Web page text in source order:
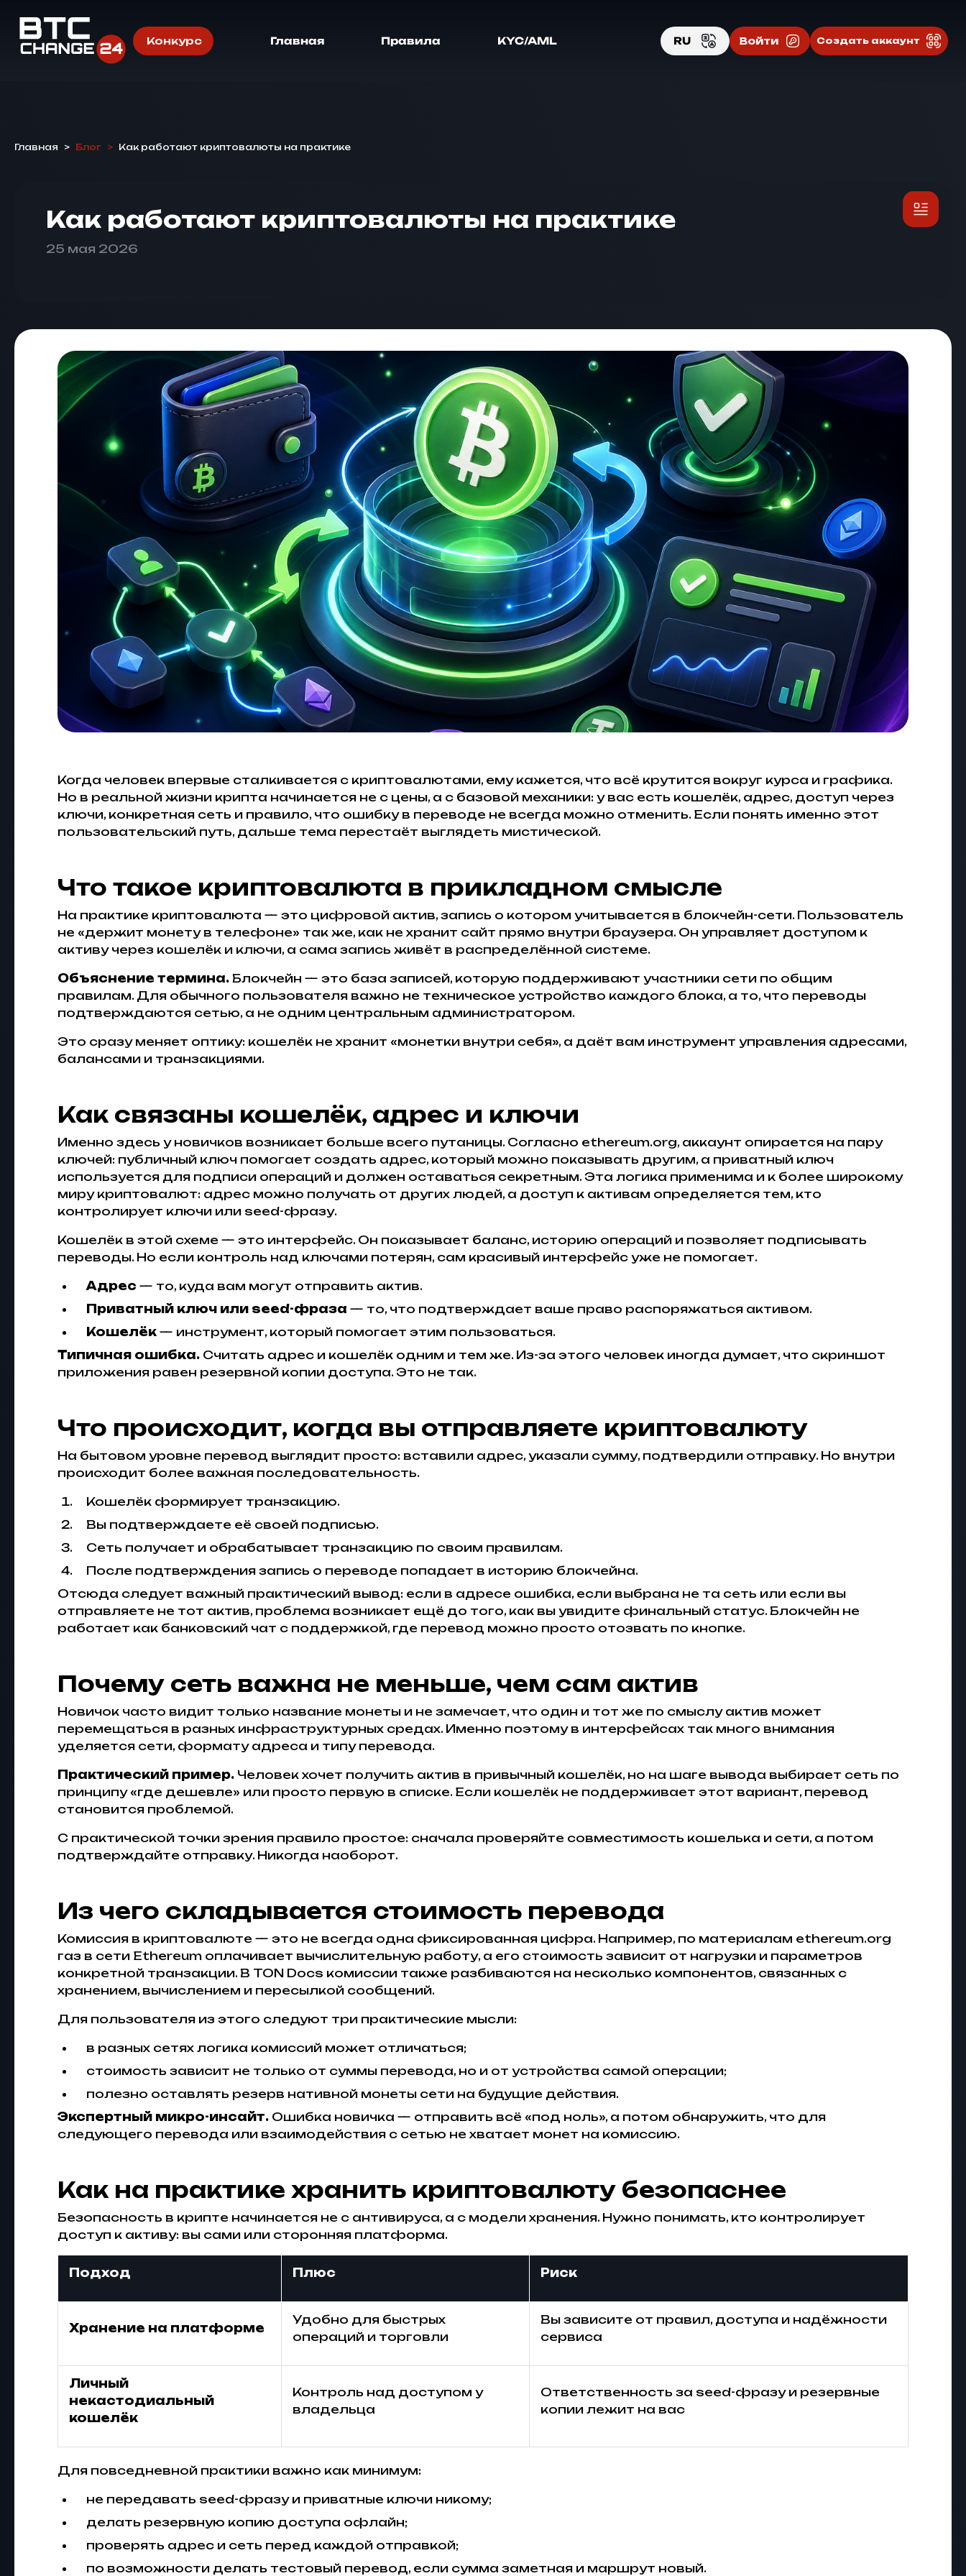
Конкурс Главная Правила KYC/AML RU Войти Создать аккаунт
Главная > Блог > Как работают криптовалюты на практике
Как работают криптовалюты на практике
25 мая 2026
Когда человек впервые сталкивается с криптовалютами, ему кажется, что всё крутится вокруг курса и графика.
Но в реальной жизни крипта начинается не с цены, а с базовой механики: у вас есть кошелёк, адрес, доступ через
ключи, конкретная сеть и правило, что ошибку в переводе не всегда можно отменить. Если понять именно этот
пользовательский путь, дальше тема перестаёт выглядеть мистической.
Что такое криптовалюта в прикладном смысле
На практике криптовалюта — это цифровой актив, запись о котором учитывается в блокчейн-сети. Пользователь
не «держит монету в телефоне» так же, как не хранит сайт прямо внутри браузера. Он управляет доступом к
активу через кошелёк и ключи, а сама запись живёт в распределённой системе.
Объяснение термина. Блокчейн — это база записей, которую поддерживают участники сети по общим
правилам. Для обычного пользователя важно не техническое устройство каждого блока, а то, что переводы
подтверждаются сетью, а не одним центральным администратором.
Это сразу меняет оптику: кошелёк не хранит «монетки внутри себя», а даёт вам инструмент управления адресами,
балансами и транзакциями.
Как связаны кошелёк, адрес и ключи
Именно здесь у новичков возникает больше всего путаницы. Согласно ethereum.org, аккаунт опирается на пару
ключей: публичный ключ помогает создать адрес, который можно показывать другим, а приватный ключ
используется для подписи операций и должен оставаться секретным. Эта логика применима и к более широкому
миру криптовалют: адрес можно получать от других людей, а доступ к активам определяется тем, кто
контролирует ключи или seed-фразу.
Кошелёк в этой схеме — это интерфейс. Он показывает баланс, историю операций и позволяет подписывать
переводы. Но если контроль над ключами потерян, сам красивый интерфейс уже не помогает.
Адрес — то, куда вам могут отправить актив.
Приватный ключ или seed-фраза — то, что подтверждает ваше право распоряжаться активом.
Кошелёк — инструмент, который помогает этим пользоваться.
Типичная ошибка. Считать адрес и кошелёк одним и тем же. Из-за этого человек иногда думает, что скриншот
приложения равен резервной копии доступа. Это не так.
Что происходит, когда вы отправляете криптовалюту
На бытовом уровне перевод выглядит просто: вставили адрес, указали сумму, подтвердили отправку. Но внутри
происходит более важная последовательность.
Кошелёк формирует транзакцию.
Вы подтверждаете её своей подписью.
Сеть получает и обрабатывает транзакцию по своим правилам.
После подтверждения запись о переводе попадает в историю блокчейна.
Отсюда следует важный практический вывод: если в адресе ошибка, если выбрана не та сеть или если вы
отправляете не тот актив, проблема возникает ещё до того, как вы увидите финальный статус. Блокчейн не
работает как банковский чат с поддержкой, где перевод можно просто отозвать по кнопке.
Почему сеть важна не меньше, чем сам актив
Новичок часто видит только название монеты и не замечает, что один и тот же по смыслу актив может
перемещаться в разных инфраструктурных средах. Именно поэтому в интерфейсах так много внимания
уделяется сети, формату адреса и типу перевода.
Практический пример. Человек хочет получить актив в привычный кошелёк, но на шаге вывода выбирает сеть по
принципу «где дешевле» или просто первую в списке. Если кошелёк не поддерживает этот вариант, перевод
становится проблемой.
С практической точки зрения правило простое: сначала проверяйте совместимость кошелька и сети, а потом
подтверждайте отправку. Никогда наоборот.
Из чего складывается стоимость перевода
Комиссия в криптовалюте — это не всегда одна фиксированная цифра. Например, по материалам ethereum.org
газ в сети Ethereum оплачивает вычислительную работу, а его стоимость зависит от нагрузки и параметров
конкретной транзакции. В TON Docs комиссии также разбиваются на несколько компонентов, связанных с
хранением, вычислением и пересылкой сообщений.
Для пользователя из этого следуют три практические мысли:
в разных сетях логика комиссий может отличаться;
стоимость зависит не только от суммы перевода, но и от устройства самой операции;
полезно оставлять резерв нативной монеты сети на будущие действия.
Экспертный микро-инсайт. Ошибка новичка — отправить всё «под ноль», а потом обнаружить, что для
следующего перевода или взаимодействия с сетью не хватает монет на комиссию.
Как на практике хранить криптовалюту безопаснее
Безопасность в крипте начинается не с антивируса, а с модели хранения. Нужно понимать, кто контролирует
доступ к активу: вы сами или сторонняя платформа.
Подход Плюс Риск
Хранение на платформе
Удобно для быстрых
операций и торговли
Вы зависите от правил, доступа и надёжности
сервиса
Личный
некастодиальный
кошелёк
Контроль над доступом у
владельца
Ответственность за seed-фразу и резервные
копии лежит на вас
Для повседневной практики важно как минимум:
не передавать seed-фразу и приватные ключи никому;
делать резервную копию доступа офлайн;
проверять адрес и сеть перед каждой отправкой;
по возможности делать тестовый перевод, если сумма заметная и маршрут новый.